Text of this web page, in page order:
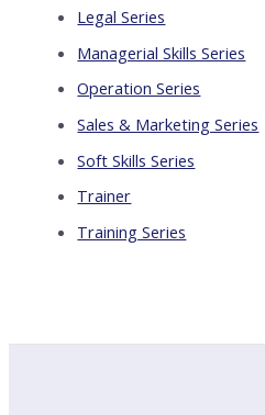
Legal Series
Managerial Skills Series
Operation Series
Sales & Marketing Series
Soft Skills Series
Trainer
Training Series